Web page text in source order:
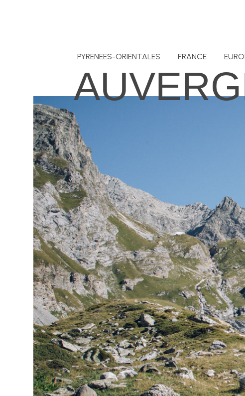
PYRENEES-ORIENTALES FRANCE